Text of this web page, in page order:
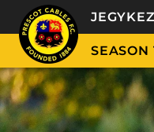
SEASON